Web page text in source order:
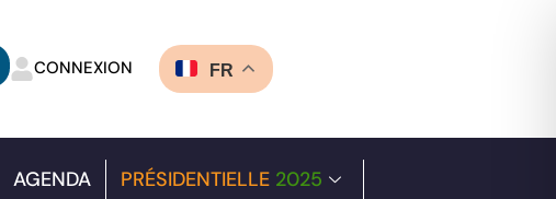
CONNEXION FR
AGENDA PRÉSIDENTIELLE 2025